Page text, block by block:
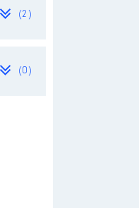
(2)
(0)